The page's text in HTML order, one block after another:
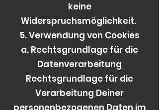
keine
Widerspruchsmöglichkeit.
5. Verwendung von Cookies
a. Rechtsgrundlage für die
Datenverarbeitung
Rechtsgrundlage für die
Verarbeitung Deiner
personenbezogenen Daten im